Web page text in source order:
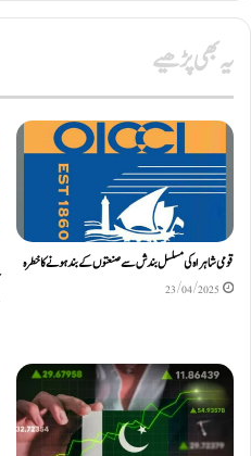
یہ بھی پڑھیے
قومی شاہراہ کی مسلسل بندش سے صنعتوں کے بند ہونے کا خطرہ
23/04/2025